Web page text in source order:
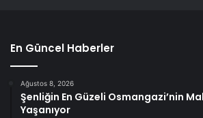
En Güncel Haberler
Ağustos 8, 2026
Şenliğin En Güzeli Osmangazi’nin
Yaşanıyor